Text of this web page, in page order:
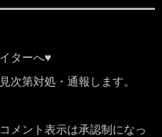
ターへ♥
次第対処・通報します。
メント表示は承認制になっ